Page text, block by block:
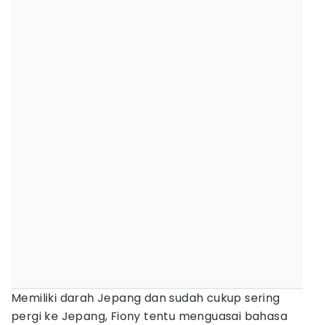
Memiliki darah Jepang dan sudah cukup sering
pergi ke Jepang, Fiony tentu menguasai bahasa